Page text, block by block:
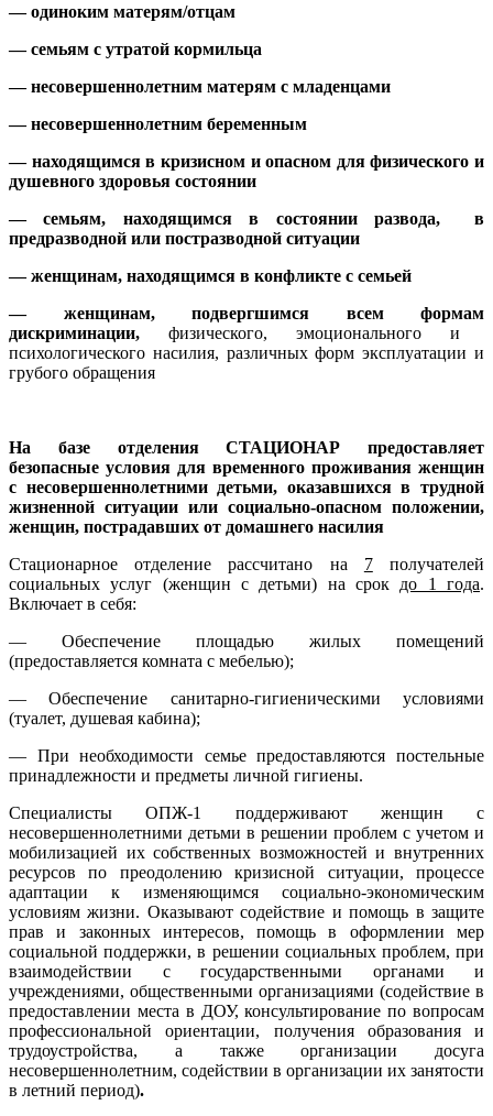
— одиноким матерям/отцам
— семьям с утратой кормильца
— несовершеннолетним матерям с младенцами
— несовершеннолетним беременным
— находящимся в кризисном и опасном для физического и
душевного здоровья состоянии
— семьям, находящимся в состоянии развода, в
предразводной или постразводной ситуации
— женщинам, находящимся в конфликте с семьей
— женщинам, подвергшимся всемформам
дискриминации, физического, эмоционального и
психологического насилия, различных форм эксплуатации и
грубого обращения
На базе отделения СТАЦИОНАР предоставляет
безопасные условия для временного проживания женщин
с несовершеннолетними детьми, оказавшихся в трудной
жизненной ситуации или социально-опасном положении,
женщин, пострадавших от домашнего насилия
Стационарное отделение рассчитано на 7получателей
социальных услуг (женщин с детьми) на срок до 1 года.
Включает в себя:
— Обеспечение площадью жилых помещений
(предоставляется комната с мебелью);
— Обеспечение санитарно-гигиеническими условиями
(туалет, душевая кабина);
— При необходимости семье предоставляются постельные
принадлежности и предметы личной гигиены.
Специалисты ОПЖ-1 поддерживают женщин с
несовершеннолетними детьми в решении проблем с учетом и
мобилизацией их собственных возможностей и внутренних
ресурсов по преодолению кризисной ситуации, процессе
адаптации к изменяющимся социально-экономическим
условиям жизни. Оказывают содействие и помощь в защите
прав и законных интересов, помощь в оформлении мер
социальной поддержки, в решении социальных проблем, при
взаимодействии с государственными органами и
учреждениями, общественными организациями (содействие в
предоставлении места в ДОУ, консультирование по вопросам
профессиональной ориентации, получения образования и
трудоустройства, а также организации досуга
несовершеннолетним, содействии в организации их занятости
в летний период).